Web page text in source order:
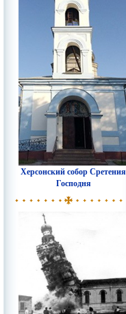
Херсонский собор Сретения
Господня